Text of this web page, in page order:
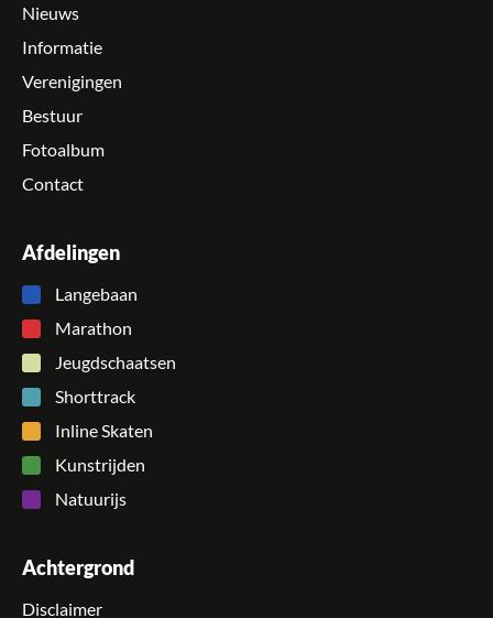
Nieuws
Informatie
Verenigingen
Bestuur
Fotoalbum
Contact
Afdelingen
Langebaan
Marathon
Jeugdschaatsen
Shorttrack
Inline Skaten
Kunstrijden
Natuurijs
Achtergrond
Disclaimer